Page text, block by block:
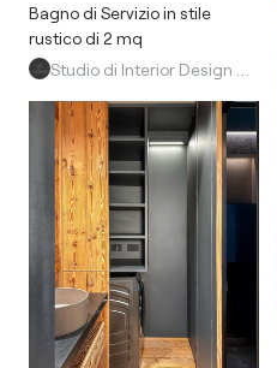
Bagno di Servizio in stile
rustico di 2 mq